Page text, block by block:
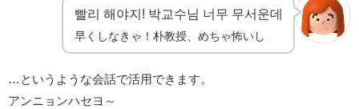
빨리 해야지! 박교수님 너무 무서운데
早くしなきゃ！朴教授、めちゃ怖いし
…というような会話で活用できます。
アンニョンハセヨ～